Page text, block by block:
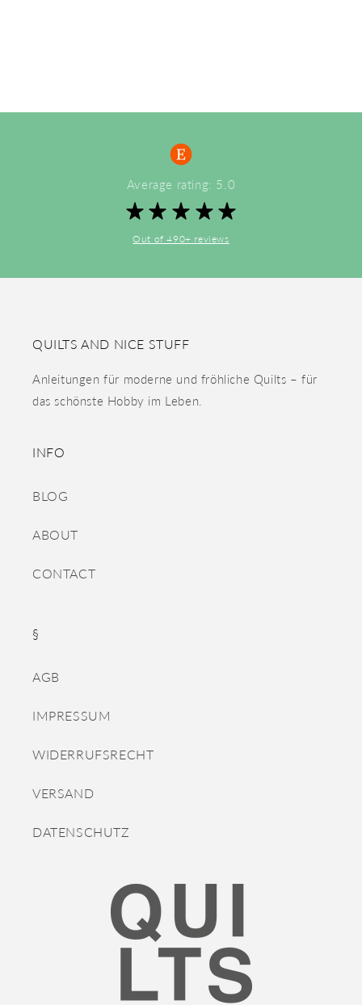
Average rating: 5.0
Out of 490+ reviews
QUILTS AND NICE STUFF
Anleitungen für moderne und fröhliche Quilts – für
das schönste Hobby im Leben.
INFO
BLOG
ABOUT
CONTACT
§
AGB
IMPRESSUM
WIDERRUFSRECHT
VERSAND
DATENSCHUTZ